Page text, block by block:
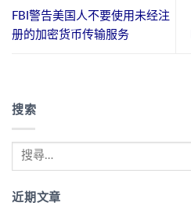
搜索
近期文章
FBI警告美国人不要使用未经注
册的加密货币传输服务